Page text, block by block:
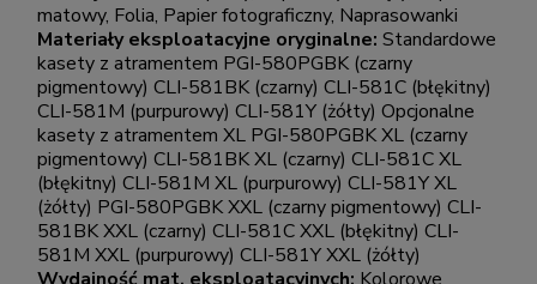
matowy, Folia, Papier fotograficzny, Naprasowanki
Materiały eksploatacyjne oryginalne: Standardowe
kasety z atramentem PGI-580PGBK (czarny
pigmentowy) CLI-581BK (czarny) CLI-581C (błękitny)
CLI-581M (purpurowy) CLI-581Y (żółty) Opcjonalne
kasety z atramentem XL PGI-580PGBK XL (czarny
pigmentowy) CLI-581BK XL (czarny) CLI-581C XL
(błękitny) CLI-581M XL (purpurowy) CLI-581Y XL
(żółty) PGI-580PGBK XXL (czarny pigmentowy) CLI-
581BK XXL (czarny) CLI-581C XXL (błękitny) CLI-
581M XXL (purpurowy) CLI-581Y XXL (żółty)